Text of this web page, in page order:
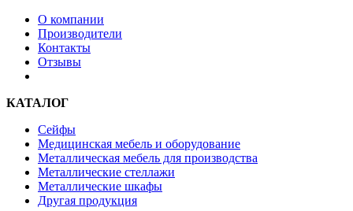
О компании
Производители
Контакты
Отзывы
КАТАЛОГ
Сейфы
Медицинская мебель и оборудование
Металлическая мебель для производства
Металлические стеллажи
Металлические шкафы
Другая продукция